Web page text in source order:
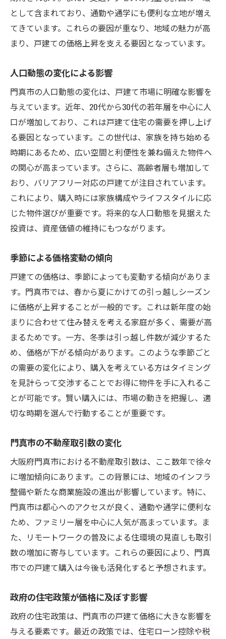
として含まれており、通勤や通学にも便利な立地が増え
てきています。これらの要因が重なり、地域の魅力が高
まり、戸建ての価格上昇を支える要因となっています。
人口動態の変化による影響
門真市の人口動態の変化は、戸建て市場に明確な影響を
与えています。近年、20代から30代の若年層を中心に人
口が増加しており、これは戸建て住宅の需要を押し上げ
る要因となっています。この世代は、家族を持ち始める
時期にあるため、広い空間と利便性を兼ね備えた物件へ
の関心が高まっています。さらに、高齢者層も増加して
おり、バリアフリー対応の戸建てが注目されています。
これにより、購入時には家族構成やライフスタイルに応
じた物件選びが重要です。将来的な人口動態を見据えた
投資は、資産価値の維持にもつながります。
季節による価格変動の傾向
戸建ての価格は、季節によっても変動する傾向がありま
す。門真市では、春から夏にかけての引っ越しシーズン
に価格が上昇することが一般的です。これは新年度の始
まりに合わせて住み替えを考える家庭が多く、需要が高
まるためです。一方、冬季は引っ越し件数が減少するた
め、価格が下がる傾向があります。このような季節ごと
の需要の変化により、購入を考えている方はタイミング
を見計らって交渉することでお得に物件を手に入れるこ
とが可能です。賢い購入には、市場の動きを把握し、適
切な時期を選んで行動することが重要です。
門真市の不動産取引数の変化
大阪府門真市における不動産取引数は、ここ数年で徐々
に増加傾向にあります。この背景には、地域のインフラ
整備や新たな商業施設の進出が影響しています。特に、
門真市は都心へのアクセスが良く、通勤や通学に便利な
ため、ファミリー層を中心に人気が高まっています。ま
た、リモートワークの普及による住環境の見直しも取引
数の増加に寄与しています。これらの要因により、門真
市での戸建て購入は今後も活発化すると予想されます。
政府の住宅政策が価格に及ぼす影響
政府の住宅政策は、門真市の戸建て価格に大きな影響を
与える要素です。最近の政策では、住宅ローン控除や税